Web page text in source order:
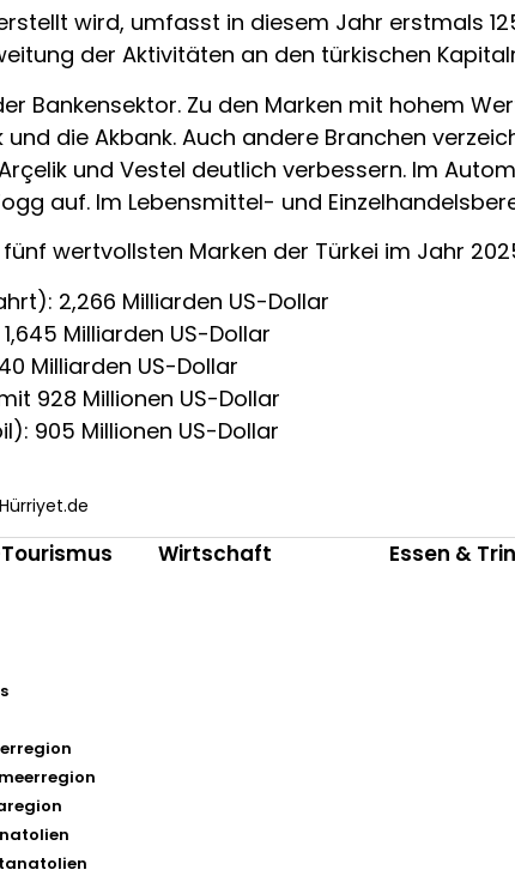
wird, umfasst in diesem Jahr erstmals
der Aktivitäten an den türkischen
Bankensektor. Zu den Marken mit hohem
und die Akbank. Auch andere Branchen
und Vestel deutlich verbessern. Im
auf. Im Lebensmittel- und
wertvollsten Marken der Türkei im Jahr
2,266 Milliarden US-Dollar
Milliarden US-Dollar
Milliarden US-Dollar
928 Millionen US-Dollar
905 Millionen US-Dollar
Wirtschaft Essen &